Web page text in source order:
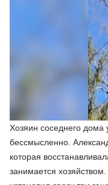
Хозяин соседнего дома
бессмысленно.
которая
занимается